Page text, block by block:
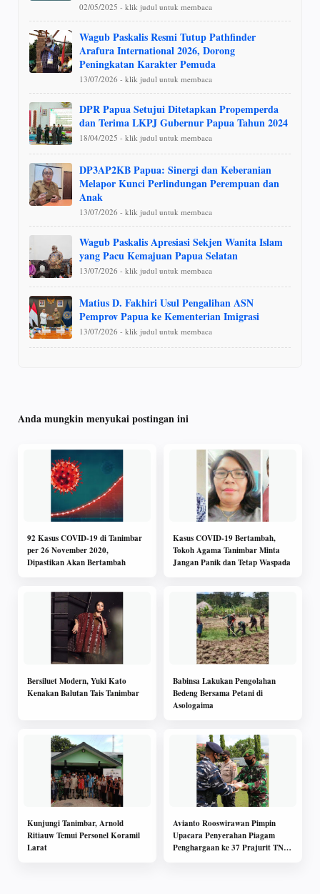
02/05/2025 - klik judul untuk membaca
Wagub Paskalis Resmi Tutup Pathfinder
Arafura International 2026, Dorong
Peningkatan Karakter Pemuda
13/07/2026 - klik judul untuk membaca
DPR Papua Setujui Ditetapkan Propemperda
dan Terima LKPJ Gubernur Papua Tahun 2024
18/04/2025 - klik judul untuk membaca
DP3AP2KB Papua: Sinergi dan Keberanian
Melapor Kunci Perlindungan Perempuan dan
Anak
13/07/2026 - klik judul untuk membaca
Wagub Paskalis Apresiasi Sekjen Wanita Islam
yang Pacu Kemajuan Papua Selatan
13/07/2026 - klik judul untuk membaca
Matius D. Fakhiri Usul Pengalihan ASN
Pemprov Papua ke Kementerian Imigrasi
13/07/2026 - klik judul untuk membaca
Anda mungkin menyukai postingan ini
92 Kasus COVID-19 di Tanimbar
per 26 November 2020,
Dipastikan Akan Bertambah
Kasus COVID-19 Bertambah,
Tokoh Agama Tanimbar Minta
Jangan Panik dan Tetap Waspada
Bersiluet Modern, Yuki Kato
Kenakan Balutan Tais Tanimbar
Babinsa Lakukan Pengolahan
Bedeng Bersama Petani di
Asologaima
Kunjungi Tanimbar, Arnold
Ritiauw Temui Personel Koramil
Larat
Avianto Rooswirawan Pimpin
Upacara Penyerahan Piagam
Penghargaan ke 37 Prajurit TNI-